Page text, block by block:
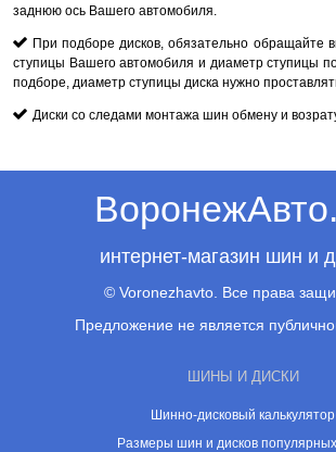
заднюю ось Вашего автомобиля.
При подборе дисков, обязательно обращайте
ступицы Вашего автомобиля и диаметр ступицы
подборе, диаметр ступицы диска нужно
Диски со следами монтажа шин обмену и
интернет-магазин шин и
© Voronezhavto. Все права
Предложение не является
ШИНЫ И ДИСКИ
Шинно-дисковый калькулятор
Размеры шин и дисков